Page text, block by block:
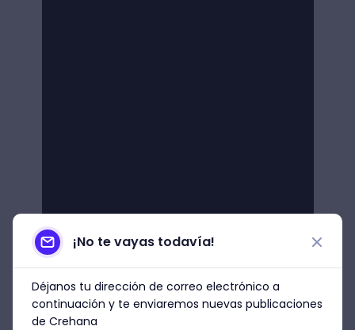
¡No te vayas todavía!
Déjanos tu dirección de correo electrónico a
continuación y te enviaremos nuevas publicaciones
de Crehana